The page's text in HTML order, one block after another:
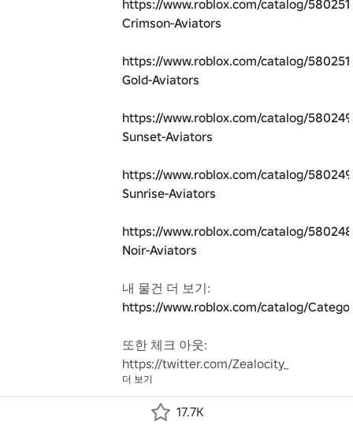
https://www.roblox.com/catalog/
Crimson-Aviators
https://www.roblox.com/catalog/
Gold-Aviators
https://www.roblox.com/catalog/
Sunset-Aviators
https://www.roblox.com/catalog/
Sunrise-Aviators
https://www.roblox.com/catalog/
Noir-Aviators
https://www.roblox.com/catalog/
또한 체크 아웃:
https://twitter.com/Zealocity_
더 보기
17.7K